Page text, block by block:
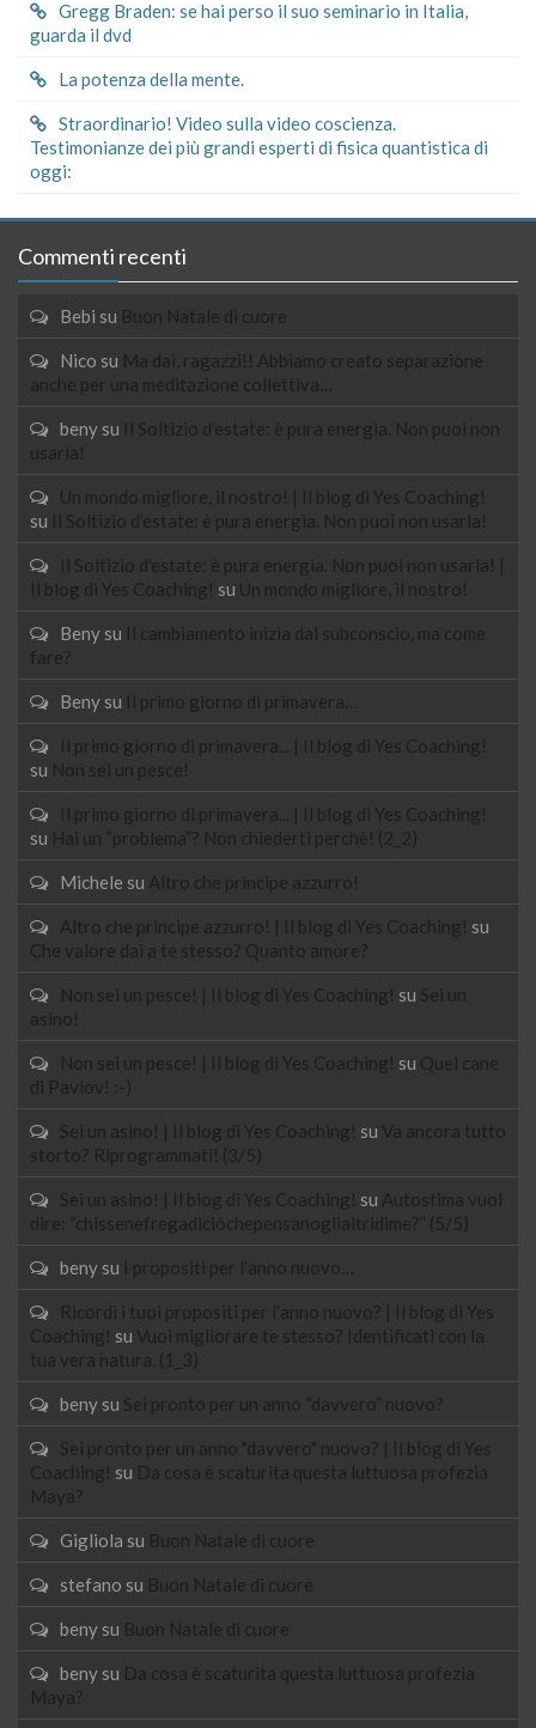
Gregg Braden: se hai perso il suo seminario in Italia,
guarda il dvd
La potenza della mente.
Straordinario! Video sulla video coscienza.
Testimonianze dei più grandi esperti di fisica quantistica di
oggi:
Commenti recenti
Bebi su Buon Natale di cuore
Nico su
Ma dai, ragazzi!! Abbiamo creato separazione
anche per una meditazione collettiva…
beny su
Il Soltizio d’estate: è pura energia. Non puoi non
usarla!
Un mondo migliore, il nostro! | Il blog di Yes Coaching!
su
Il Soltizio d’estate: è pura energia. Non puoi non usarla!
Il Soltizio d'estate: è pura energia. Non puoi non usarla! |
Il blog di Yes Coaching! su Un mondo migliore, il nostro!
Beny su
Il cambiamento inizia dal subconscio, ma come
fare?
Beny su Il primo giorno di primavera…
Il primo giorno di primavera... | Il blog di Yes Coaching!
su
Non sei un pesce!
Il primo giorno di primavera... | Il blog di Yes Coaching!
su
Hai un “problema”? Non chiederti perchè! (2_2)
Michele su Altro che principe azzurro!
Altro che principe azzurro! | Il blog di Yes Coaching! su
Che valore dai a te stesso? Quanto amore?
Non sei un pesce! | Il blog di Yes Coaching! su Sei un
asino!
Non sei un pesce! | Il blog di Yes Coaching! su
Quel cane
di Pavlov! :-)
Sei un asino! | Il blog di Yes Coaching! su Va ancora tutto
storto? Riprogrammati! (3/5)
Sei un asino! | Il blog di Yes Coaching! su
Autostima vuol
dire: “chissenefregadiciòchepensanoglialtridime?” (5/5)
beny su I propositi per l’anno nuovo…
Ricordi i tuoi propositi per l'anno nuovo? | Il blog di Yes
Coaching! su Vuoi migliorare te stesso? Identificati con la
tua vera natura. (1_3)
beny su Sei pronto per un anno “davvero” nuovo?
Sei pronto per un anno "davvero" nuovo? | Il blog di Yes
Coaching! su
Da cosa è scaturita questa luttuosa profezia
Maya?
Gigliola su Buon Natale di cuore
stefano su Buon Natale di cuore
beny su Buon Natale di cuore
beny su
Da cosa è scaturita questa luttuosa profezia
Maya?